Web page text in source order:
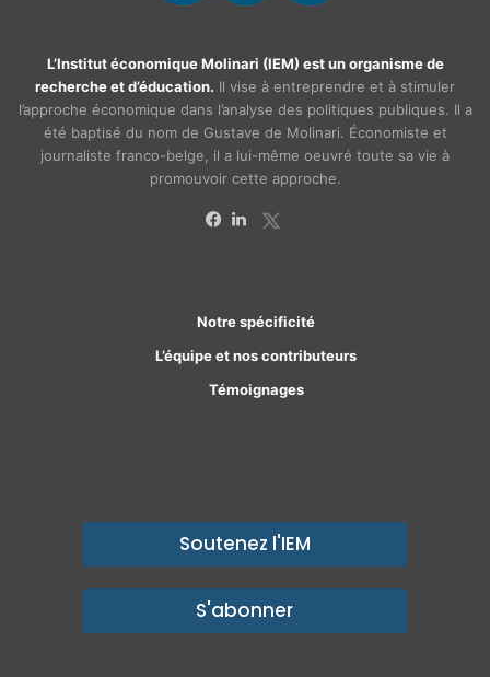
L’Institut économique Molinari (IEM) est un organisme de
recherche et d’éducation. Il vise à entreprendre et à stimuler
l’approche économique dans l’analyse des politiques publiques. Il a
été baptisé du nom de Gustave de Molinari. Économiste et
journaliste franco-belge, il a lui-même oeuvré toute sa vie à
promouvoir cette approche.
Notre spécificité
L’équipe et nos contributeurs
Témoignages
Soutenez l'IEM
S'abonner